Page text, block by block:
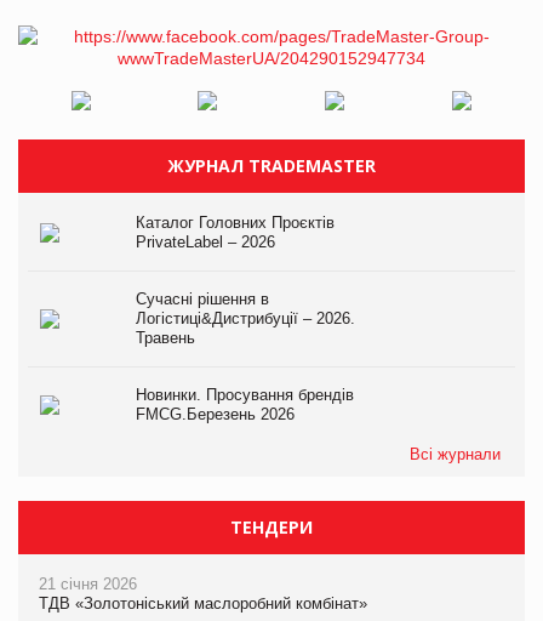
ЖУРНАЛ TRADEMASTER
Каталог Головних Проєктів
PrivateLabel – 2026
Сучасні рішення в
Логістиці&Дистрибуції – 2026.
Травень
Новинки. Просування брендів
FMCG.Березень 2026
Всі журнали
ТЕНДЕРИ
21 січня 2026
ТДВ «Золотоніський маслоробний комбінат»